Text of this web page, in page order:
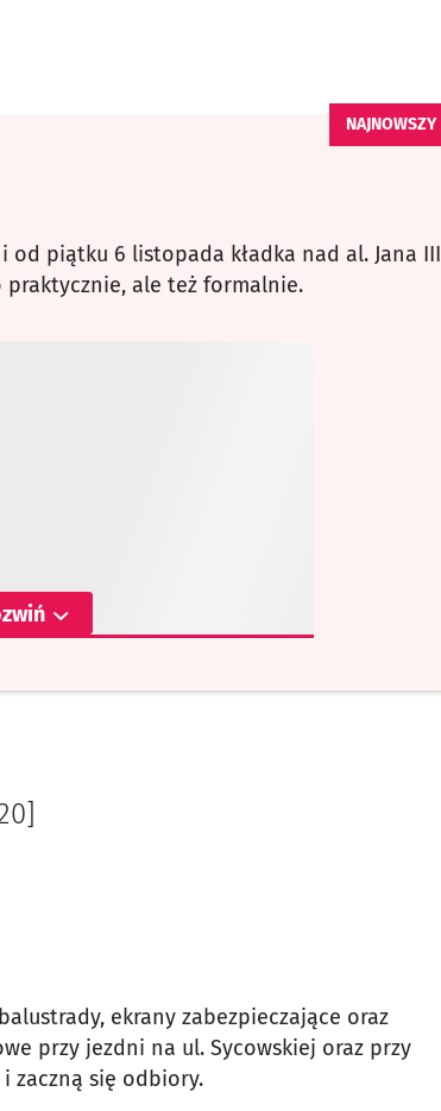
od piątku 6 listopada kładka nad al. Jana III
ale też formalnie.
ekrany zabezpieczające oraz
przy jezdni na ul. Sycowskiej oraz przy
zaczną się odbiory.